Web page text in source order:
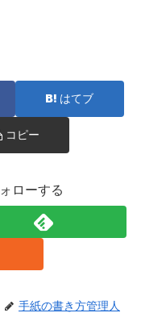
はてブ
コピー
ローする
手紙の書き方管理人